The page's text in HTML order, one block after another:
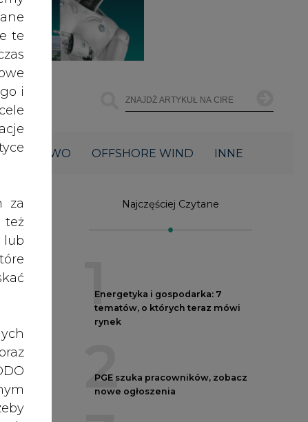
OFFSHORE WIND INNE
te
i
za
też
lub
Najczęściej Czytane
1
Energetyka i gospodarka: 7
tematów, o których teraz mówi
rynek
2
PGE szuka pracowników, zobacz
nowe ogłoszenia